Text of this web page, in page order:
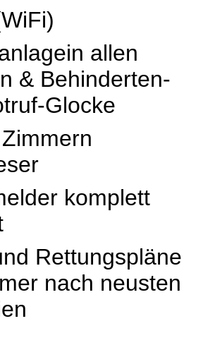
allen
& Behinderten-
Glocke
komplett
Rettungspläne
nach neusten